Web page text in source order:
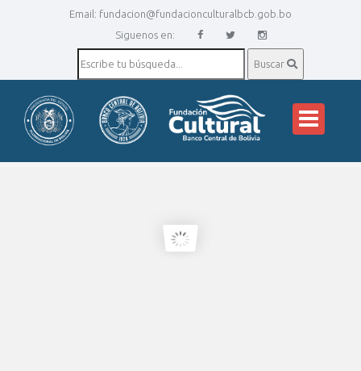
Email: fundacion@fundacionculturalbcb.gob.bo
Siguenos en:
Buscar